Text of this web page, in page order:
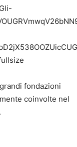
fondazioni
coinvolte nel